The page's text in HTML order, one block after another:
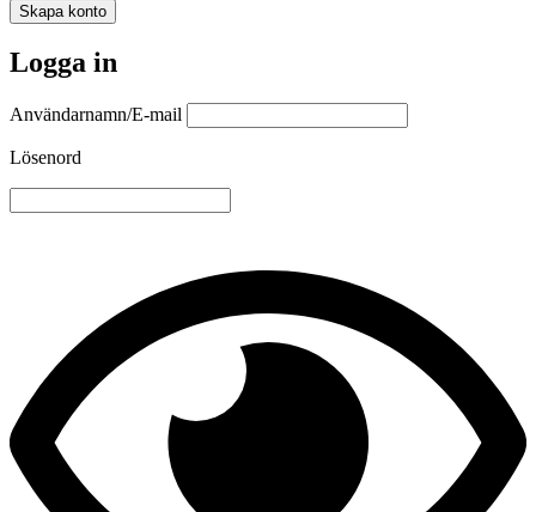
Skapa konto
Logga in
Användarnamn/E-mail
Lösenord